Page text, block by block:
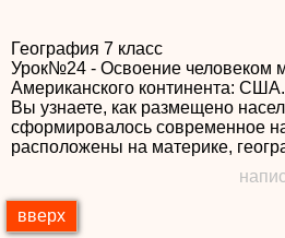
География 7 класс
Урок№24 - Освоение человеком
Американского континента: США.
Вы узнаете, как размещено
сформировалось современное
расположены на материке,
вверх